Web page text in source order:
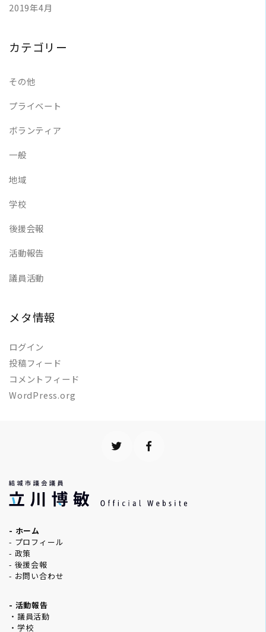
2019年4月
カテゴリー
その他
プライベート
ボランティア
一般
地域
学校
後援会報
活動報告
議員活動
メタ情報
ログイン
投稿フィード
コメントフィード
WordPress.org
- ホーム
- プロフィール
- 政策
- 後援会報
- お問い合わせ
- 活動報告
・議員活動
・学校